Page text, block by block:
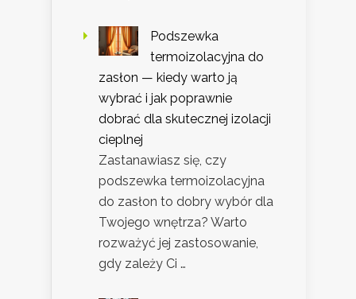
Podszewka
termoizolacyjna do
zasłon — kiedy warto ją
wybrać i jak poprawnie
dobrać dla skutecznej izolacji
cieplnej
Zastanawiasz się, czy
podszewka termoizolacyjna
do zasłon to dobry wybór dla
Twojego wnętrza? Warto
rozważyć jej zastosowanie,
gdy zależy Ci …